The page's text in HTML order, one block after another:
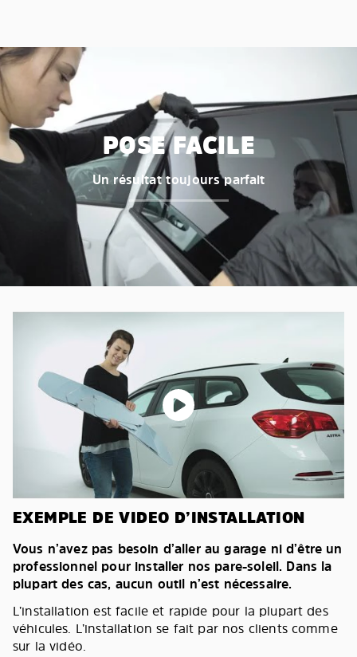
POSE FACILE
Un résultat toujours parfait
EXEMPLE DE VIDEO D’INSTALLATION
Vous n’avez pas besoin d’aller au garage ni d’être un
professionnel pour installer nos pare-soleil. Dans la
plupart des cas, aucun outil n’est nécessaire.
L’installation est facile et rapide pour la plupart des
véhicules. L’installation se fait par nos clients comme
sur la vidéo.